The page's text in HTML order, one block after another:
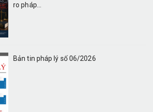
ro pháp...
Bản tin pháp lý số 06/2026